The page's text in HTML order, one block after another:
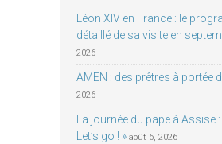
Léon XIV en France : le
détaillé de sa visite en
2026
AMEN : des prêtres à portée
2026
La journée du pape à Assise :
Let’s go ! » août 6, 2026